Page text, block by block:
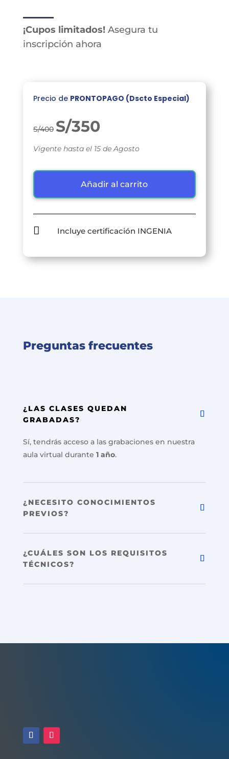
¡Cupos limitados!Asegura tu
inscripción ahora
Precio de PRONTOPAGO (Dscto Especial)
S/400 S/350
Vigente hasta el 15 de Agosto
Añadir al carrito
 Incluye certificación INGENIA
Preguntas frecuentes
¿LAS CLASES QUEDAN
GRABADAS?
Sí, tendrás acceso a las grabaciones en nuestra
aula virtual durante 1 año.
¿NECESITO CONOCIMIENTOS
PREVIOS?
¿CUÁLES SON LOS REQUISITOS
TÉCNICOS?